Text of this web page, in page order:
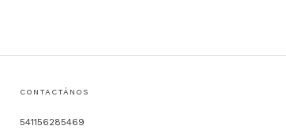
CONTACTÁNOS
541156285469